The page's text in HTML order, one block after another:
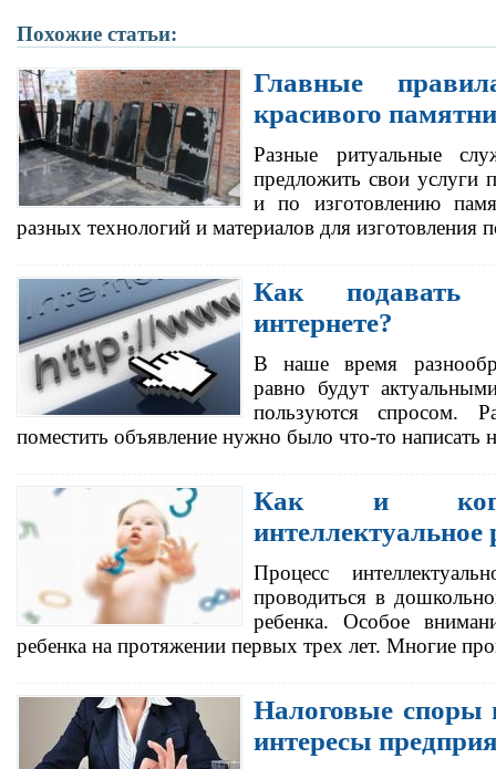
Похожие статьи:
Главные
красивого
Разные ритуальные
предложить свои услуги
и по изготовлению
разных технологий и материалов для изготовления
Как подавать
интернете?
В наше время
равно будут
пользуются спросом.
поместить объявление нужно было что-то написать
Как и
интеллектуальное
Процесс
проводиться в
ребенка. Особое
ребенка на протяжении первых трех лет. Многие
Налоговые споры
интересы